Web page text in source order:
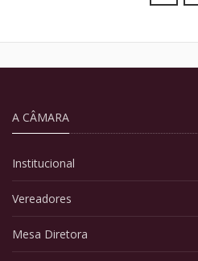
A CÂMARA
Institucional
Vereadores
Mesa Diretora